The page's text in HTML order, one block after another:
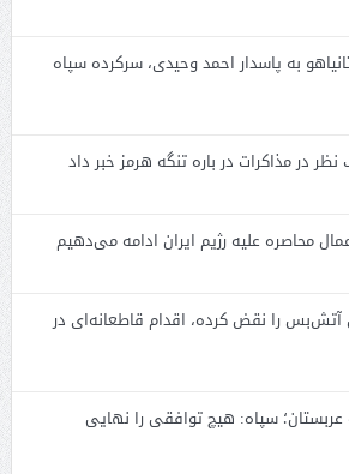
به پاسدار احمد وحیدی، سرکرده سپاه
نظر در مذاکرات در باره تنگه هرمز خبر داد
محاصره علیه رژیم ایران ادامه می‌دهیم
آتش‌بس را نقض کرده، اقدام قاطعانه‌ای در
سپاه: هیچ توافقی را نهایی